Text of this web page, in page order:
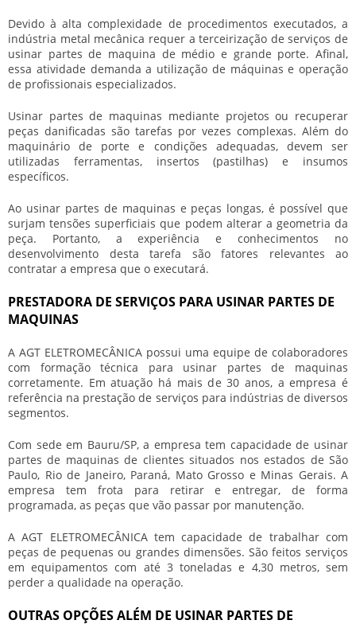
Devido à alta complexidade de procedimentos executados, a
indústria metal mecânica requer a terceirização de serviços de
usinar partes de maquina de médio e grande porte. Afinal,
essa atividade demanda a utilização de máquinas e operação
de profissionais especializados.
Usinar partes de maquinas mediante projetos ou recuperar
peças danificadas são tarefas por vezes complexas. Além do
maquinário de porte e condições adequadas, devem ser
utilizadas ferramentas, insertos (pastilhas) e insumos
específicos.
Ao usinar partes de maquinas e peças longas, é possível que
surjam tensões superficiais que podem alterar a geometria da
peça. Portanto, a experiência e conhecimentos no
desenvolvimento desta tarefa são fatores relevantes ao
contratar a empresa que o executará.
PRESTADORA DE SERVIÇOS PARA USINAR PARTES DE
MAQUINAS
A AGT ELETROMECÂNICA possui uma equipe de colaboradores
com formação técnica para usinar partes de maquinas
corretamente. Em atuação há mais de 30 anos, a empresa é
referência na prestação de serviços para indústrias de diversos
segmentos.
Com sede em Bauru/SP, a empresa tem capacidade de usinar
partes de maquinas de clientes situados nos estados de São
Paulo, Rio de Janeiro, Paraná, Mato Grosso e Minas Gerais. A
empresa tem frota para retirar e entregar, de forma
programada, as peças que vão passar por manutenção.
A AGT ELETROMECÂNICA tem capacidade de trabalhar com
peças de pequenas ou grandes dimensões. São feitos serviços
em equipamentos com até 3 toneladas e 4,30 metros, sem
perder a qualidade na operação.
OUTRAS OPÇÕES ALÉM DE USINAR PARTES DE